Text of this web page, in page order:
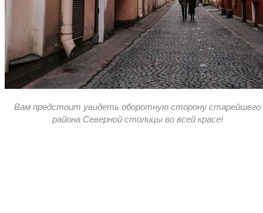
Вам предстоит увидеть оборотную сторону старейшего
района Северной столицы во всей красе!